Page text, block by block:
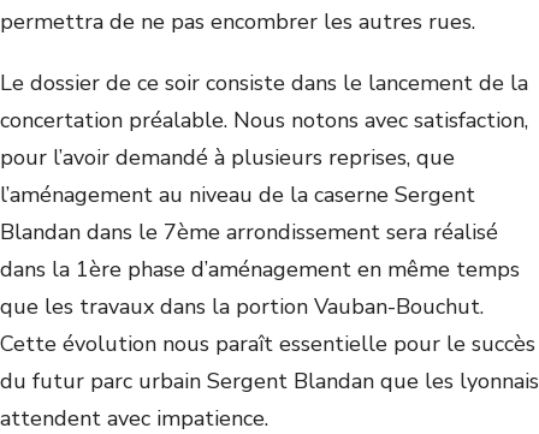
permettra de ne pas encombrer les autres rues.
Le dossier de ce soir consiste dans le lancement de la
concertation préalable. Nous notons avec satisfaction,
pour l’avoir demandé à plusieurs reprises, que
l’aménagement au niveau de la caserne Sergent
Blandan dans le 7ème arrondissement sera réalisé
dans la 1ère phase d’aménagement en même temps
que les travaux dans la portion Vauban-Bouchut.
Cette évolution nous paraît essentielle pour le succès
du futur parc urbain Sergent Blandan que les lyonnais
attendent avec impatience.